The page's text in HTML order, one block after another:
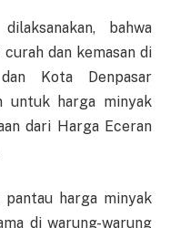
bahwa
dan kemasan di
Kota Denpasar
untuk harga minyak
dari Harga Eceran
harga minyak
di warung-warung